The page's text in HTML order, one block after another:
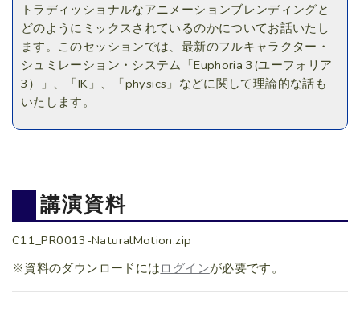
トラディッショナルなアニメーションブレンディングと
どのようにミックスされているのかについてお話いたし
ます。このセッションでは、最新のフルキャラクター・
シュミレーション・システム「Euphoria 3(ユーフォリア
3）」、「IK」、「physics」などに関して理論的な話も
いたします。
講演資料
C11_PR0013-NaturalMotion.zip
※資料のダウンロードには ログインが必要です。